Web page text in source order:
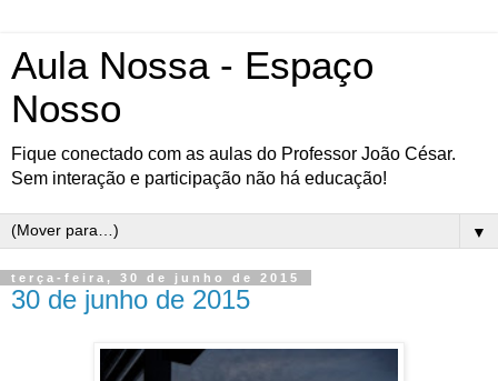
Aula Nossa - Espaço
Nosso
Fique conectado com as aulas do Professor João César.
Sem interação e participação não há educação!
▼
terça-feira, 30 de junho de 2015
30 de junho de 2015